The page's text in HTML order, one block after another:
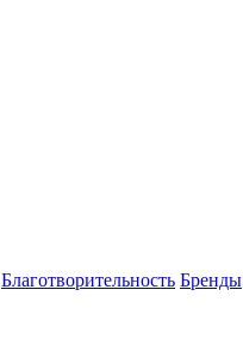
Благотворительность Бренды